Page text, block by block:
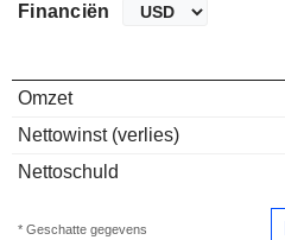
Financiën
Omzet
Nettowinst (verlies)
Nettoschuld
* Geschatte gegevens